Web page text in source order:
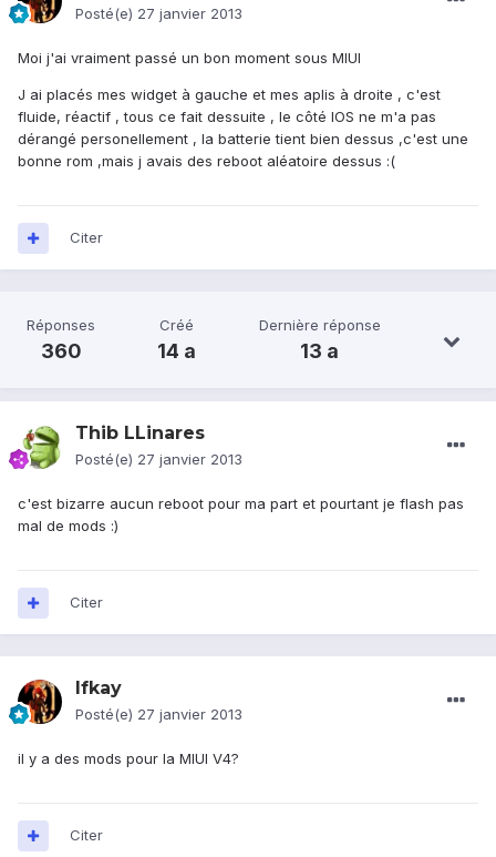
Posté(e) 27 janvier 2013
Moi j'ai vraiment passé un bon moment sous MIUI
J ai placés mes widget à gauche et mes aplis à droite , c'est
fluide, réactif , tous ce fait dessuite , le côté IOS ne m'a pas
dérangé personellement , la batterie tient bien dessus ,c'est une
bonne rom ,mais j avais des reboot aléatoire dessus :(
Citer
Réponses
360
Créé
14 a
Dernière réponse
13 a
Thib LLinares
Posté(e) 27 janvier 2013
c'est bizarre aucun reboot pour ma part et pourtant je flash pas
mal de mods :)
Citer
Ifkay
Posté(e) 27 janvier 2013
il y a des mods pour la MIUI V4?
Citer